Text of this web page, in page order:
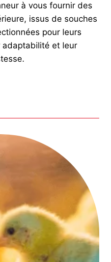
à vous fournir des
issus de souches
pour leurs
adaptabilité et leur